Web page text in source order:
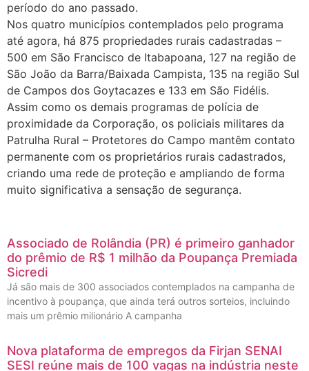
período do ano passado.
Nos quatro municípios contemplados pelo programa
até agora, há 875 propriedades rurais cadastradas –
500 em São Francisco de Itabapoana, 127 na região de
São João da Barra/Baixada Campista, 135 na região Sul
de Campos dos Goytacazes e 133 em São Fidélis.
Assim como os demais programas de polícia de
proximidade da Corporação, os policiais militares da
Patrulha Rural – Protetores do Campo mantêm contato
permanente com os proprietários rurais cadastrados,
criando uma rede de proteção e ampliando de forma
muito significativa a sensação de segurança.
Associado de Rolândia (PR) é primeiro ganhador
do prêmio de R$ 1 milhão da Poupança Premiada
Sicredi
Já são mais de 300 associados contemplados na campanha de
incentivo à poupança, que ainda terá outros sorteios, incluindo
mais um prêmio milionário A campanha
Nova plataforma de empregos da Firjan SENAI
SESI reúne mais de 100 vagas na indústria neste